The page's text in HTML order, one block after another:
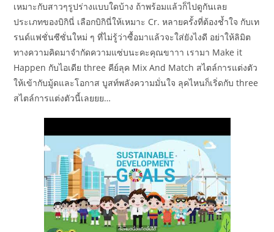
เหมาะกับสาวๆรูปร่างแบบใดบ้าง ถ้าพร้อมแล้วก็ไปดูกันเลย
ประเภทของบิกินี่ เลือกบิกินี่ให้เหมาะ Cr. หลายครั้งที่ต้องช้ำใจ กับเท
รนด์แฟชั่นซีซั่นใหม่ ๆ ที่ไม่รู้ว่าซื้อมาแล้วจะใส่ยังไงดี อย่าให้ลิมิต
ทางความคิดมาจำกัดความแซ่บนะคะคุณขาาา เรามา Make it
Happen กับไอเดีย three คีย์ลุค Mix And Match สไตล์การแต่งตัว
ให้เข้ากับมู้ดและโอกาส บูสท์พลังความมั่นใจ ลุคไหนก็เริ่ดกับ three
สไตล์การแต่งตัวนี้เลยยย…